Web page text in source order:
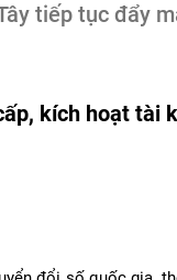
tiếp tục đẩy
kích hoạt tài